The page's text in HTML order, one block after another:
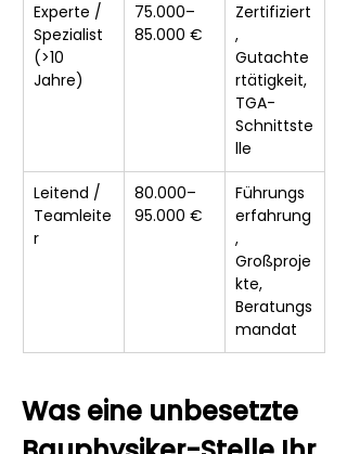
Experte /
Spezialist
(>10
Jahre)
75.000–
85.000 €
Zertifiziert
,
Gutachte
rtätigkeit,
TGA-
Schnittste
lle
Leitend /
Teamleite
r
80.000–
95.000 €
Führungs
erfahrung
,
Großproje
kte,
Beratungs
mandat
Was eine unbesetzte